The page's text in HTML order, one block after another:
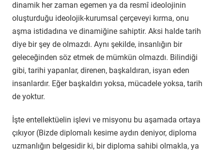
dinamik her zaman egemen ya da resmî ideolojinin
oluşturduğu ideolojik-kurumsal çerçeveyi kırma, onu
aşma istidadına ve dinamiğine sahiptir. Aksi halde tarih
diye bir şey de olmazdı. Aynı şekilde, insanlığın bir
geleceğinden söz etmek de mümkün olmazdı. Bilindiği
gibi, tarihi yapanlar, direnen, başkaldıran, isyan eden
insanlardır. Eğer başkaldırı yoksa, mücadele yoksa, tarih
de yoktur.
İşte entellektüelin işlevi ve misyonu bu aşamada ortaya
çıkıyor (Bizde diplomalı kesime aydın deniyor, diploma
uzmanlığın belgesidir ki, bir diploma sahibi olmakla, ya